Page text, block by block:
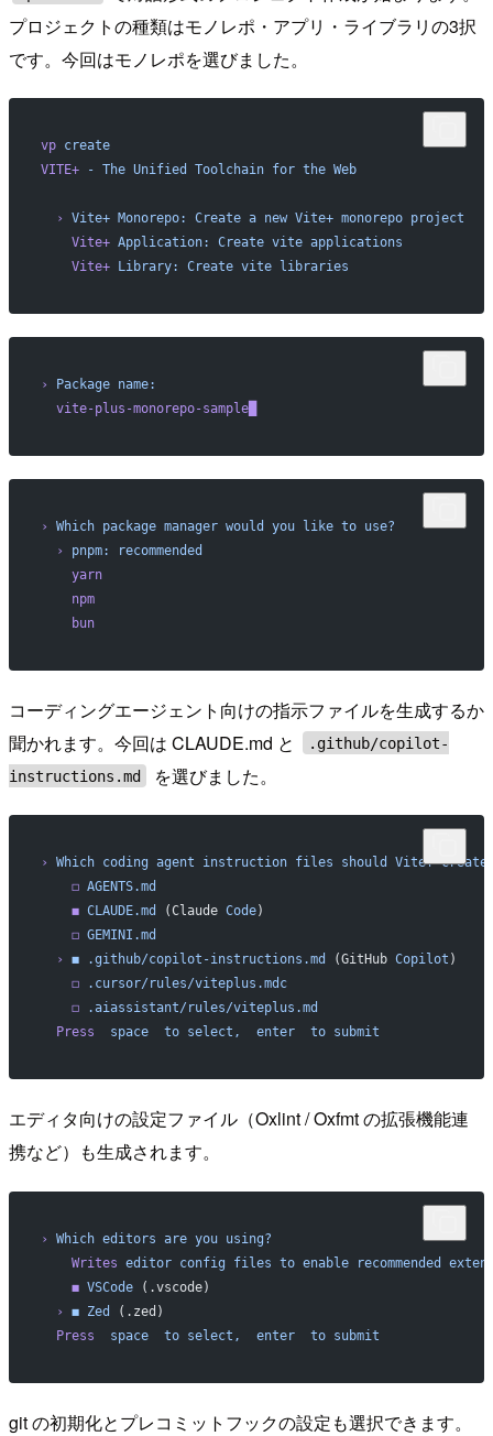
プロジェクトの種類はモノレポ・アプリ・ライブラリの3択
です。今回はモノレポを選びました。
vp create
VITE+ - The Unified Toolchain for the Web
  ›
Vite+ Monorepo: Create a new Vite+ monorepo project
    Vite+
Application: Create vite applications
    Vite+
Library: Create vite libraries
› Package name:
  vite-plus-monorepo-sample█
› Which package manager would you like to use?
  ›
pnpm:
recommended
    yarn
    npm
    bun
コーディングエージェント向けの指示ファイルを生成するか
聞かれます。今回は CLAUDE.md と
.github/copilot-
instructions.md
を選びました。
› Which coding agent instruction files should Vite+
    ◻
AGENTS.md
    ◼
CLAUDE.md (Claude Code)
    ◻
GEMINI.md
  ›
◼ .github/copilot-instructions.md (GitHub Copilot )
    ◻
.cursor/rules/viteplus.mdc
    ◻
.aiassistant/rules/viteplus.md
  Press
  space
  to
select,
  enter
  to
submit
エディタ向けの設定ファイル（Oxlint / Oxfmt の拡張機能連
携など）も生成されます。
› Which editors are you using?
    Writes
editor config files to enable recommended
    ◼
VSCode (.vscode)
  ›
◼ Zed
(.zed)
  Press
  space
  to
select,
  enter
  to
submit
git の初期化とプレコミットフックの設定も選択できます。